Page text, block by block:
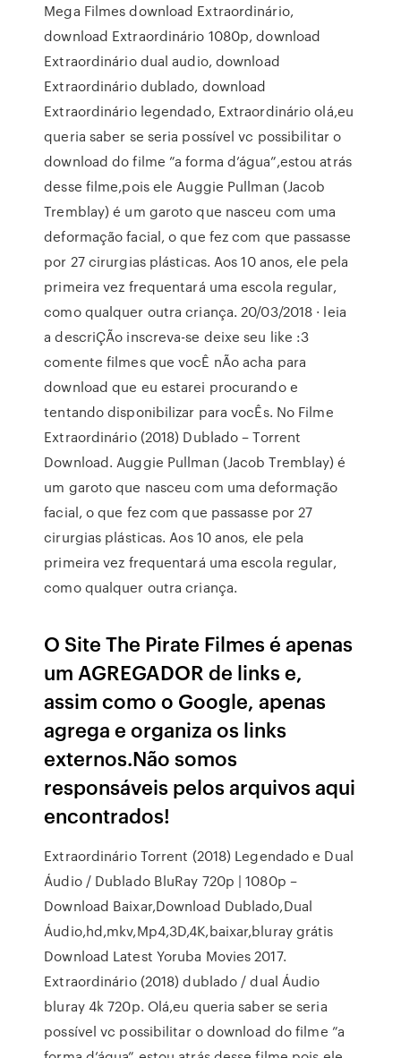
Mega Filmes download Extraordinário,
download Extraordinário 1080p, download
Extraordinário dual audio, download
Extraordinário dublado, download
Extraordinário legendado, Extraordinário olá,eu
queria saber se seria possível vc possibilitar o
download do filme ”a forma d’água”,estou atrás
desse filme,pois ele Auggie Pullman (Jacob
Tremblay) é um garoto que nasceu com uma
deformação facial, o que fez com que passasse
por 27 cirurgias plásticas. Aos 10 anos, ele pela
primeira vez frequentará uma escola regular,
como qualquer outra criança. 20/03/2018 · leia
a descriÇÃo inscreva-se deixe seu like :3
comente filmes que vocÊ nÃo acha para
download que eu estarei procurando e
tentando disponibilizar para vocÊs. No Filme
Extraordinário (2018) Dublado – Torrent
Download. Auggie Pullman (Jacob Tremblay) é
um garoto que nasceu com uma deformação
facial, o que fez com que passasse por 27
cirurgias plásticas. Aos 10 anos, ele pela
primeira vez frequentará uma escola regular,
como qualquer outra criança.
O Site The Pirate Filmes é apenas
um AGREGADOR de links e,
assim como o Google, apenas
agrega e organiza os links
externos.Não somos
responsáveis pelos arquivos aqui
encontrados!
Extraordinário Torrent (2018) Legendado e Dual
Áudio / Dublado BluRay 720p | 1080p –
Download Baixar,Download Dublado,Dual
Áudio,hd,mkv,Mp4,3D,4K,baixar,bluray grátis
Download Latest Yoruba Movies 2017.
Extraordinário (2018) dublado / dual Áudio
bluray 4k 720p. Olá,eu queria saber se seria
possível vc possibilitar o download do filme ”a